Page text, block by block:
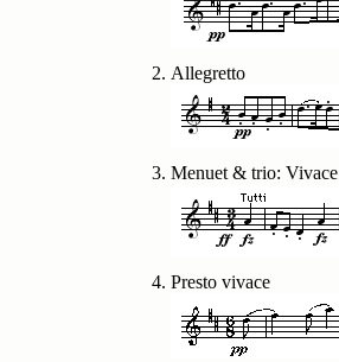
Allegretto
Menuet & trio: Vivace
Presto vivace